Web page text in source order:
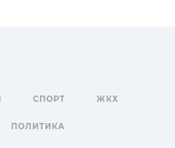
СПОРТ ЖКХ
ПОЛИТИКА